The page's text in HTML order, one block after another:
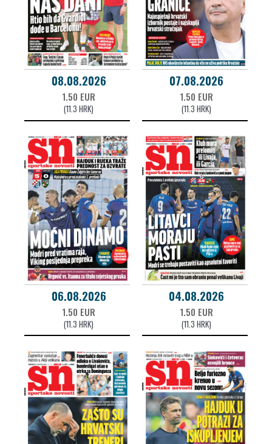
08.08.2026
1.50 EUR
(11.3 HRK)
07.08.2026
1.50 EUR
(11.3 HRK)
06.08.2026
1.50 EUR
(11.3 HRK)
04.08.2026
1.50 EUR
(11.3 HRK)